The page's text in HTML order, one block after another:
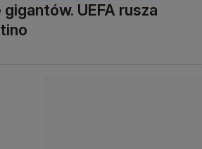
UEFA rusza